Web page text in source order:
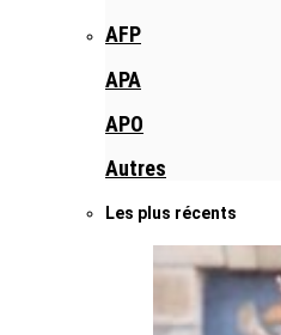
AFP
APA
APO
Autres
Les plus récents